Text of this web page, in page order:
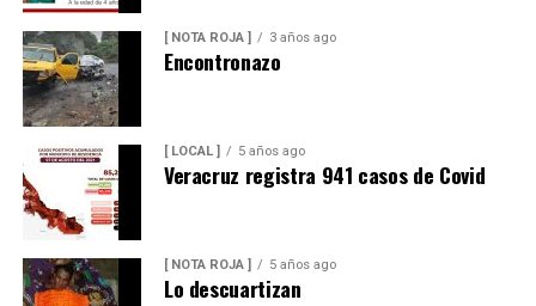
[ NOTA ROJA ] 3 años ago
Encontronazo
[ LOCAL ] 5 años ago
Veracruz registra 941 casos de Covid
[ NOTA ROJA ] 5 años ago
Lo descuartizan